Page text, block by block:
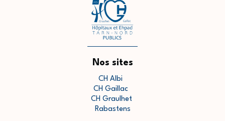
Nos sites
CH Albi
CH Gaillac
CH Graulhet
Rabastens